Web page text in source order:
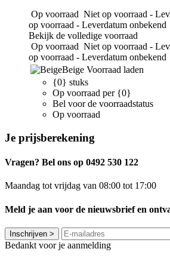
Op voorraad Niet op voorraad -
op voorraad - Leverdatum onbekend
Bekijk de volledige voorraad
Op voorraad Niet op voorraad -
op voorraad - Leverdatum onbekend
Beige Voorraad laden
{0} stuks
Op voorraad per {0}
Bel voor de voorraadstatus
Op voorraad
Je prijsberekening
Vragen? Bel ons op 0492 530 122
Maandag tot vrijdag van 08:00 tot 17:00
Meld je aan voor de nieuwsbrief en
Inschrijven >
Bedankt voor je aanmelding